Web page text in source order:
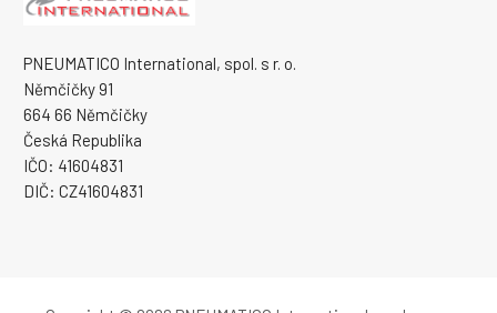
PNEUMATICO International, spol. s r. o.
Němčičky 91
664 66 Němčičky
Česká Republika
IČO: 41604831
DIČ: CZ41604831